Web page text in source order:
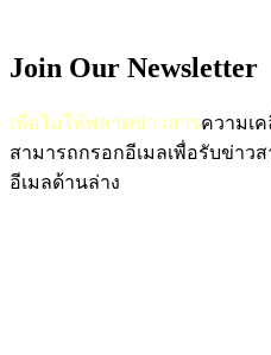
Join Our Newsletter
เพื่อไม่ให้พลาดข่าวสารความเ
สามารถกรอกอีเมลเพื่อรับข่าว
อีเมลด้านล่าง